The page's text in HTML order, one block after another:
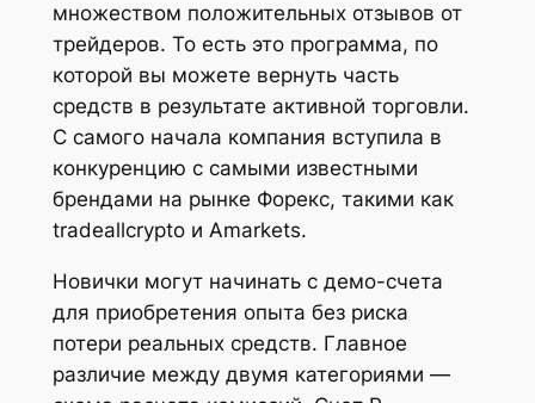
множеством положительных отзывов от
трейдеров. То есть это программа, по
которой вы можете вернуть часть
средств в результате активной торговли.
С самого начала компания вступила в
конкуренцию с самыми известными
брендами на рынке Форекс, такими как
tradeallcrypto и Amarkets.
Новички могут начинать с демо-счета
для приобретения опыта без риска
потери реальных средств. Главное
различие между двумя категориями —